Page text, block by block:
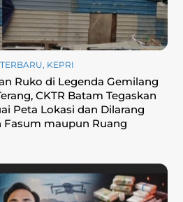
, KEPRI
Ruko di Legenda Gemilang
CKTR Batam Tegaskan
Peta Lokasi dan Dilarang
Fasum maupun Ruang